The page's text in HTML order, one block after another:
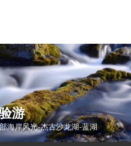
游
海岸风光-杰古沙龙湖-蓝湖